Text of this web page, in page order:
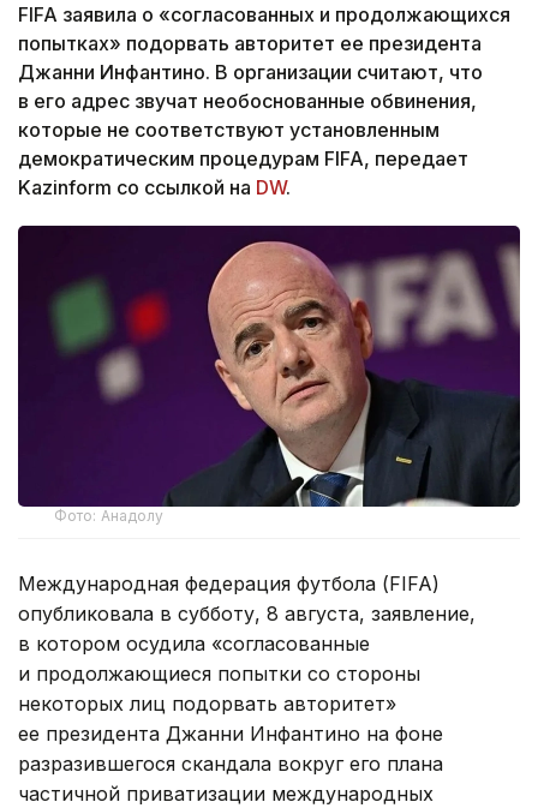
FIFA заявила о «согласованных и продолжающихся
попытках» подорвать авторитет ее президента
Джанни Инфантино. В организации считают, что
в его адрес звучат необоснованные обвинения,
которые не соответствуют установленным
демократическим процедурам FIFA, передает
Kazinform со ссылкой на DW.
Фото: Анадолу
Международная федерация футбола (FIFA)
опубликовала в субботу, 8 августа, заявление,
в котором осудила «согласованные
и продолжающиеся попытки со стороны
некоторых лиц подорвать авторитет»
ее президента Джанни Инфантино на фоне
разразившегося скандала вокруг его плана
частичной приватизации международных